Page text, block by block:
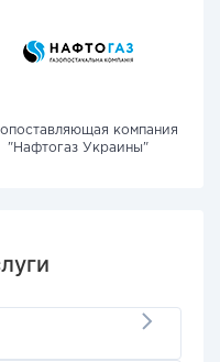
компания
"Нафтогаз Украины"